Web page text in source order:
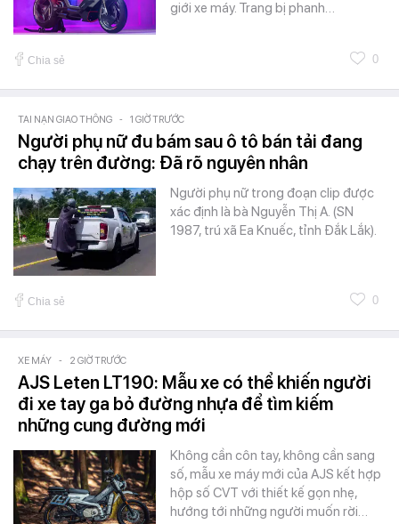
giới xe máy. Trang bị phanh…
Chia sẻ 0
TAI NẠN GIAO THÔNG - 1 GIỜ TRƯỚC
Người phụ nữ đu bám sau ô tô bán tải đang
chạy trên đường: Đã rõ nguyên nhân
Người phụ nữ trong đoạn clip được
xác định là bà Nguyễn Thị A. (SN
1987, trú xã Ea Knuếc, tỉnh Đắk Lắk).
Chia sẻ 0
XE MÁY - 2 GIỜ TRƯỚC
AJS Leten LT190: Mẫu xe có thể khiến người
đi xe tay ga bỏ đường nhựa để tìm kiếm
những cung đường mới
Không cần côn tay, không cần sang
số, mẫu xe máy mới của AJS kết hợp
hộp số CVT với thiết kế gọn nhẹ,
hướng tới những người muốn rời…